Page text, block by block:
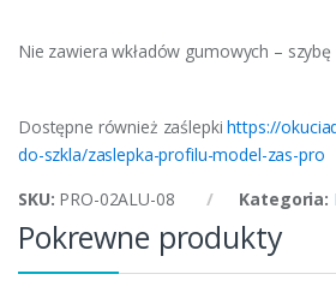
Nie zawiera wkładów gumowych – szybę
Dostępne również zaślepkihttps://
do-szkla/zaslepka-profilu-model-zas-pro
SKU: PRO-02ALU-08 Kategoria:
Pokrewne produkty